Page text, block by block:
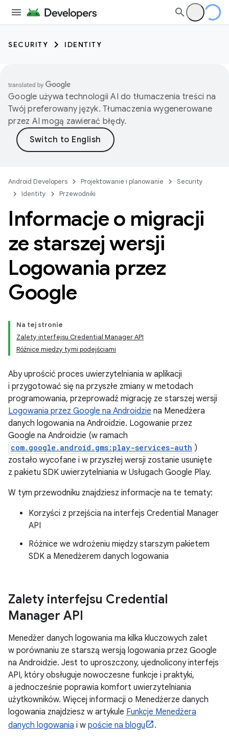
SECURITY IDENTITY
Google używa technologii AI do tłumaczenia treści na
Twój preferowany język. Tłumaczenia wygenerowane
przez AI mogą zawierać błędy.
Android Developers Projektowanie i planowanie
Security
Identity
Przewodniki
Informacje o migracji
ze starszej wersji
Logowania przez
Google
Na tej stronie
Zalety interfejsu Credential Manager API
Różnice między tymi podejściami
Aby uprościć proces uwierzytelniania w aplikacji
i przygotować się na przyszłe zmiany w metodach
programowania, przeprowadź migrację ze starszej wersji
Logowania przez Google na Androidzie na Menedżera
danych logowania na Androidzie. Logowanie przez
Google na Androidzie (w ramach
com.google.android.gms:play-services-auth )
zostało wycofane i w przyszłej wersji zostanie usunięte
z pakietu SDK uwierzytelniania w Usługach Google Play.
W tym przewodniku znajdziesz informacje na te tematy:
Korzyści z przejścia na interfejs Credential Manager
API
Różnice we wdrożeniu między starszym pakietem
SDK a Menedżerem danych logowania
Zalety interfejsu Credential
Manager API
Menedżer danych logowania ma kilka kluczowych zalet
w porównaniu ze starszą wersją logowania przez Google
na Androidzie. Jest to uproszczony, ujednolicony interfejs
API, który obsługuje nowoczesne funkcje i praktyki,
a jednocześnie poprawia komfort uwierzytelniania
użytkowników. Więcej informacji o Menedżerze danych
logowania znajdziesz w artykule Funkcje Menedżera
danych logowania i w poście na blogu
.